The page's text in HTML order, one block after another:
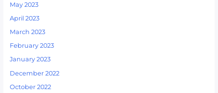
May 2023
April 2023
March 2023
February 2023
January 2023
December 2022
October 2022